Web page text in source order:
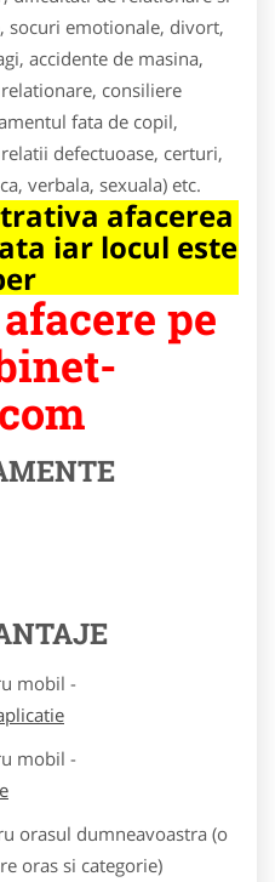
socuri emotionale, divort,
accidente de masina,
consiliere
fata de copil,
defectuoase, certuri,
verbala, sexuala) etc.
afacerea
iar locul este
pe
mobil -
mobil -
orasul dumneavoastra (o
oras si categorie)